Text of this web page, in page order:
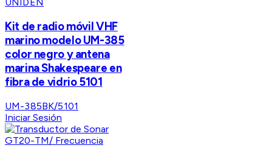
Kit de radio móvil VHF
marino modelo UM-385
color negro y antena
marina Shakespeare en
fibra de vidrio 5101
UM-385BK/5101
Iniciar Sesión